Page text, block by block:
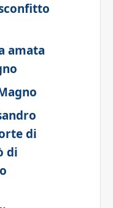
amata
di
di